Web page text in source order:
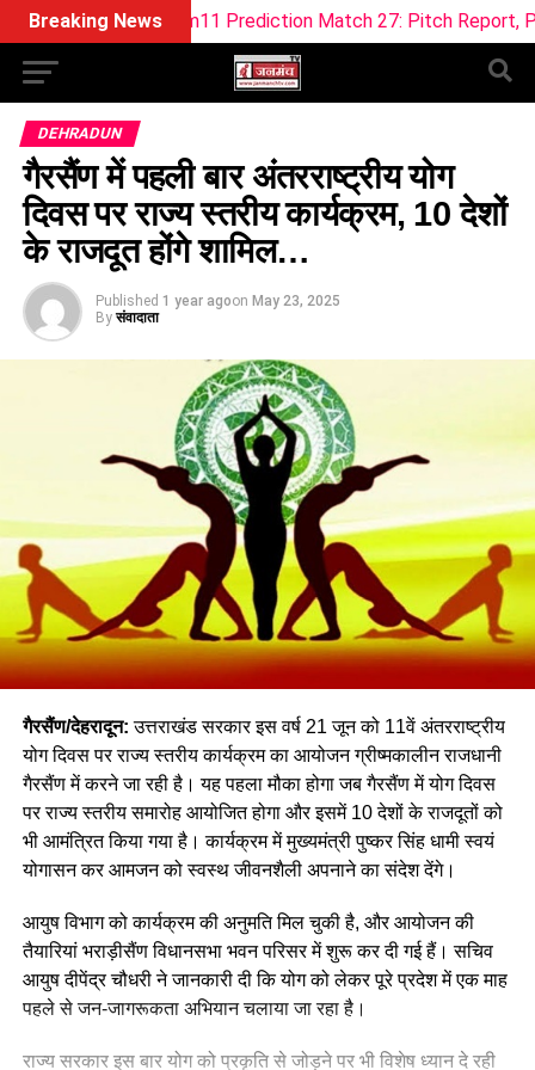
Breaking News
Dream11 Prediction Match 27: Pitch Report, Playing XI &
DEHRADUN
गैरसैंण में पहली बार अंतरराष्ट्रीय योग
दिवस पर राज्य स्तरीय कार्यक्रम, 10 देशों
के राजदूत होंगे शामिल…
Published 1 year agoon May 23, 2025
By संवादाता
गैरसैंण/देहरादून: उत्तराखंड सरकार इस वर्ष 21 जून को 11वें अंतरराष्ट्रीय
योग दिवस पर राज्य स्तरीय कार्यक्रम का आयोजन ग्रीष्मकालीन राजधानी
गैरसैंण में करने जा रही है। यह पहला मौका होगा जब गैरसैंण में योग दिवस
पर राज्य स्तरीय समारोह आयोजित होगा और इसमें 10 देशों के राजदूतों को
भी आमंत्रित किया गया है। कार्यक्रम में मुख्यमंत्री पुष्कर सिंह धामी स्वयं
योगासन कर आमजन को स्वस्थ जीवनशैली अपनाने का संदेश देंगे।
आयुष विभाग को कार्यक्रम की अनुमति मिल चुकी है, और आयोजन की
तैयारियां भराड़ीसैंण विधानसभा भवन परिसर में शुरू कर दी गई हैं। सचिव
आयुष दीपेंद्र चौधरी ने जानकारी दी कि योग को लेकर पूरे प्रदेश में एक माह
पहले से जन-जागरूकता अभियान चलाया जा रहा है।
राज्य सरकार इस बार योग को प्रकृति से जोड़ने पर भी विशेष ध्यान दे रही